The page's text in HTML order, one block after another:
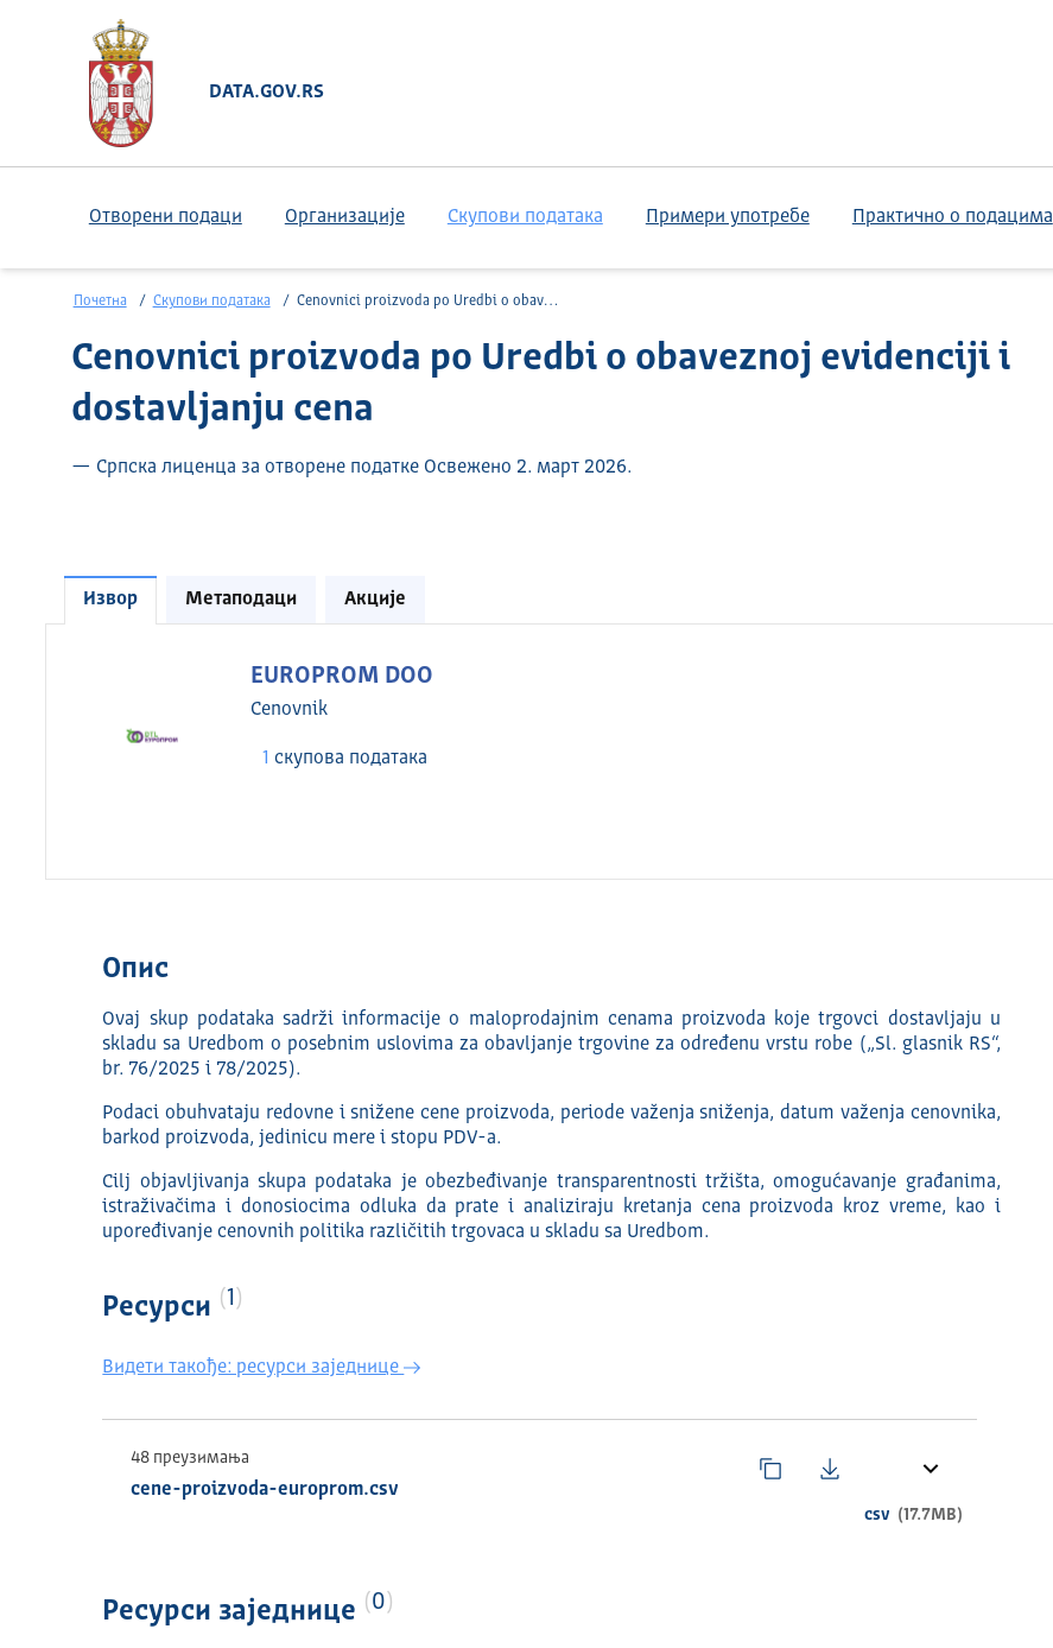
DATA.GOV.RS
Отворени подаци Организације Скупови података Примери употребе Практично о подацима
Почетна Скупови података Cenovnici proizvoda po Uredbi o obaveznoj evidenciji i dostavljanju cena
Cenovnici proizvoda po Uredbi o obaveznoj evidenciji i
dostavljanju cena
— Српска лиценца за отворене податке Освежено 2. март 2026.
Извор Метаподаци Акције
EUROPROM DOO
Cenovnik
1 скуповa података
Опис
Ovaj skup podataka sadrži informacije o maloprodajnim cenama proizvoda koje trgovci dostavljaju u
skladu sa Uredbom o posebnim uslovima za obavljanje trgovine za određenu vrstu robe („Sl. glasnik RS“,
br. 76/2025 i 78/2025).
Podaci obuhvataju redovne i snižene cene proizvoda, periode važenja sniženja, datum važenja cenovnika,
barkod proizvoda, jedinicu mere i stopu PDV-a.
Cilj objavljivanja skupa podataka je obezbeđivanje transparentnosti tržišta, omogućavanje građanima,
istraživačima i donosiocima odluka da prate i analiziraju kretanja cena proizvoda kroz vreme, kao i
upoređivanje cenovnih politika različitih trgovaca u skladu sa Uredbom.
Ресурси 1
Видети такође: ресурси заједнице
48 преузимања
cene-proizvoda-europrom.csv
csv (17.7MB)
Ресурси заједнице 0